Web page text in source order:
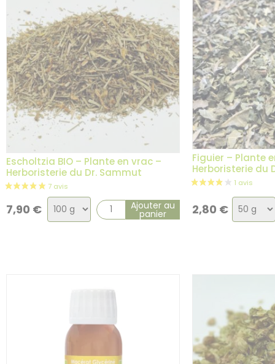
Escholtzia BIO – Plante en vrac –
Herboristerie du Dr. Sammut
7,90 €
Choix
de
Ajouter au
panier
Figuier – Plante
Herboristerie du
2,80 €
Choix
de